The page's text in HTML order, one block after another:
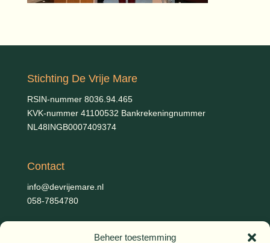
Beheer toestemming
Stichting De Vrije Mare
RSIN-nummer 8036.94.465
KVK-nummer 41100532 Bankrekeningnummer
NL48INGB0007409374
Contact
info@devrijemare.nl
058-7854780